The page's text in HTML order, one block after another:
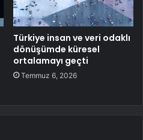
Türkiye insan ve veri odaklı
dönüşümde küresel
ortalamayı geçti
Temmuz 6, 2026